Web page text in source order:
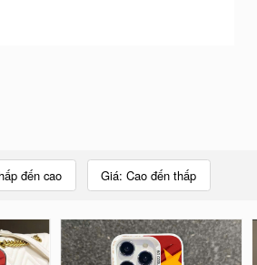
đến cao Giá: Cao đến thấp